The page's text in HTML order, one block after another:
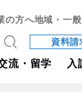
の方へ地域・一
資料請
流・留学 入